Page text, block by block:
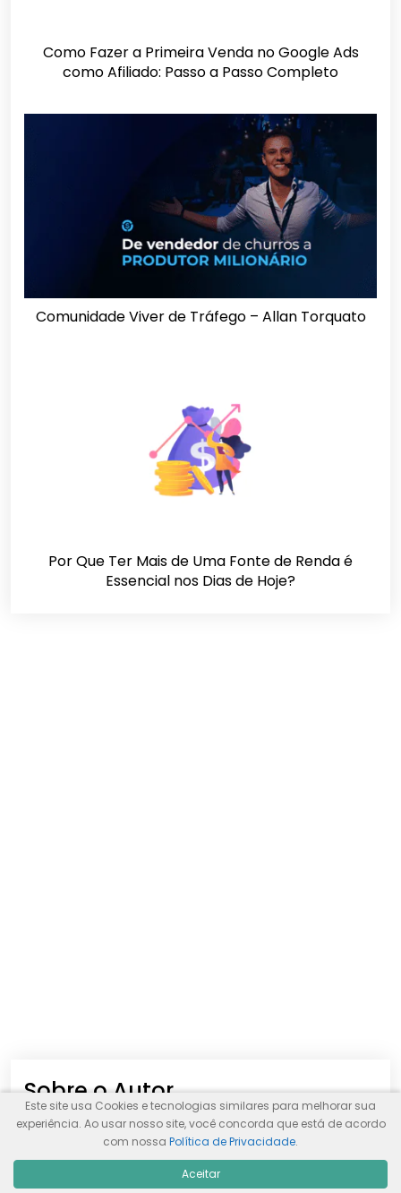
Como Fazer a Primeira Venda no Google Ads
como Afiliado: Passo a Passo Completo
Comunidade Viver de Tráfego – Allan Torquato
Por Que Ter Mais de Uma Fonte de Renda é
Essencial nos Dias de Hoje?
Sobre o Autor
Este site usa Cookies e tecnologias similares para melhorar sua
experiência. Ao usar nosso site, você concorda que está de acordo
com nossa Política de Privacidade.
Aceitar